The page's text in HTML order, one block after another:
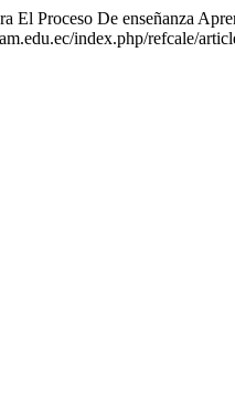
El Proceso De enseñanza
index.php/refcale/